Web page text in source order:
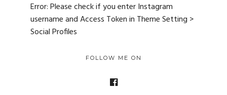
Error: Please check if you enter Instagram
username and Access Token in Theme Setting >
Social Profiles
FOLLOW ME ON